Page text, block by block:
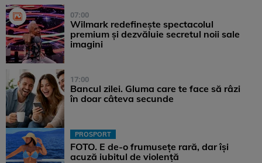
07:00
Wilmark redefinește spectacolul
premium și dezvăluie secretul noii sale
imagini
17:00
Bancul zilei. Gluma care te face să râzi
în doar câteva secunde
PROSPORT
FOTO. E de-o frumusețe rară, dar își
acuză iubitul de violență